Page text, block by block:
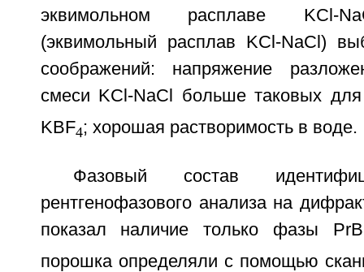
эквимольном расплаве KCl-
(эквимольный расплав KCl-NaCl)
соображений: напряжение
смеси KCl-NaCl больше таковых
KBF4; хорошая растворимость в воде.
Фазовый состав
рентгенофазового анализа на
показал наличие только фазы PrB
порошка определяли с помощью